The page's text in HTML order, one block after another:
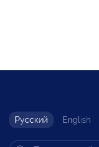
Русский English